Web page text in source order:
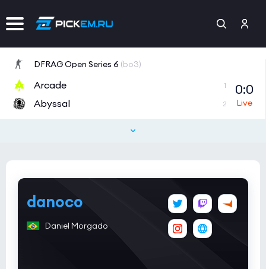
DFRAG Open Series 6 (bo3)
Arcade 1
Abyssal 2
0:0
(bo3)
Tipsport Open Cup 1
danoco
Daniel Morgado